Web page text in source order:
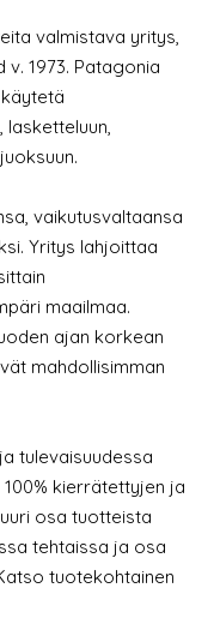
valmistava yritys,
1973. Patagonia
vaikutusvaltaansa
Yritys lahjoittaa
maailmaa.
ajan korkean
mahdollisimman
tulevaisuudessa
kierrätettyjen ja
osa tuotteista
tehtaissa ja osa
tuotekohtainen